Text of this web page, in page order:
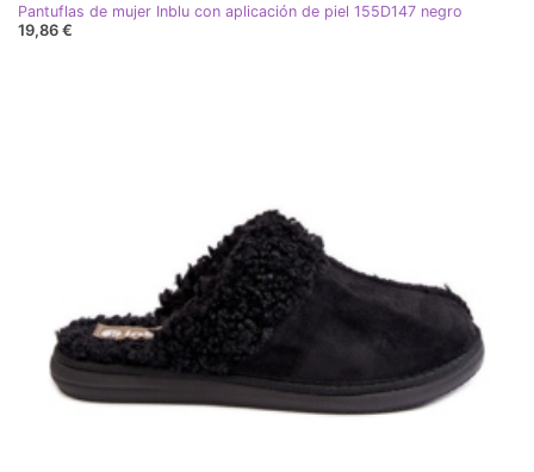
Pantuflas de mujer Inblu con aplicación de piel 155D147 negro
19,86 €